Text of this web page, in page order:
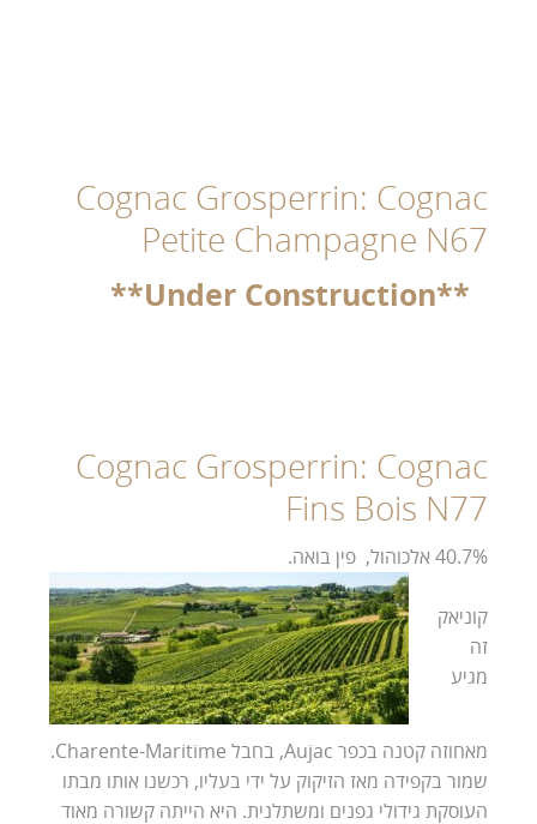
Cognac Grosperrin: Cognac
Petite Champagne N67
**Under Construction**
Cognac Grosperrin: Cognac
Fins Bois N77
40.7% אלכוהול, פ ין בואה.
קוניאק
זה
מגיע
מאחוזה קטנה בכפר Aujac, בחבל Charente-Maritime.
שמור בקפידה מאז הזיקוק על ידי בעליו, רכשנו אותו מבתו
העוסקת גידולי גפנים ומשתלנית. היא הייתה קשורה מאוד